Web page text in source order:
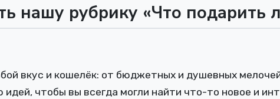
нашу рубрику «Что подарить
вкус и кошелёк: от бюджетных и душевных
идей, чтобы вы всегда могли найти что-то новое и